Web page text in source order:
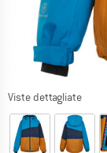
Viste dettagliate